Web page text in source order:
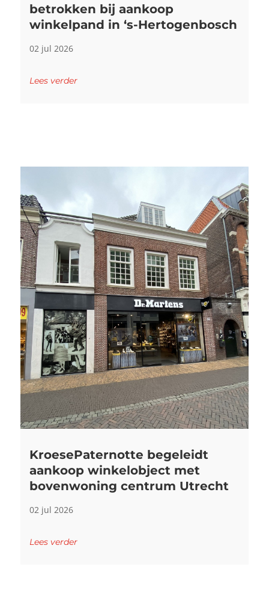
betrokken bij aankoop
winkelpand in ‘s-Hertogenbosch
02 jul 2026
Lees verder
KroesePaternotte begeleidt
aankoop winkelobject met
bovenwoning centrum Utrecht
02 jul 2026
Lees verder